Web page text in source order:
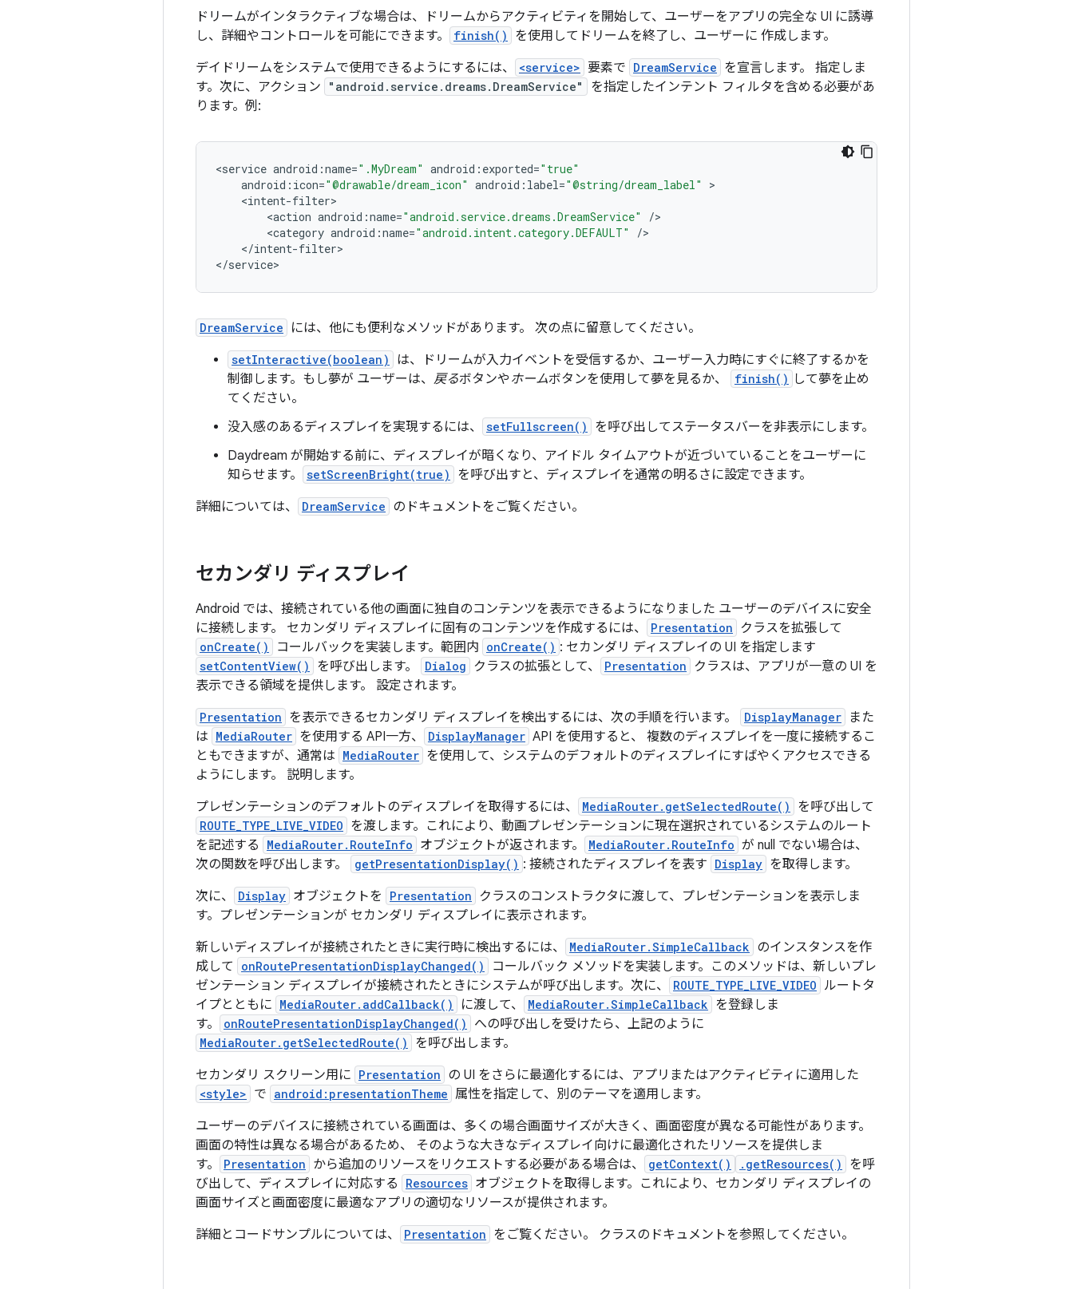
ドリームがインタラクティブな場合は、ドリームからアクティビティを開始して、ユーザーをアプリの完全な UI に誘導
し、詳細やコントロールを可能にできます。
finish()
を使用してドリームを終了し、ユーザーに 作成します。
デイドリームをシステムで使用できるようにするには、
<service> 要素で DreamService を宣言します。 指定しま
す。次に、アクション
"android.service.dreams.DreamService"
を指定したインテント フィルタを含める必要があ
ります。例:
<service android :name=".MyDream" android : exported="true"
android : icon="@drawable/dream_icon" android : label="@string/dream_label"
<intent-filter
<action android :name="android.service.dreams.DreamService" /
<category android :name="android.intent.category.DEFAULT" /
</intent-filter>
</service>
DreamService には、他にも便利なメソッドがあります。 次の点に留意してください。
setInteractive(boolean)
は、ドリームが入力イベントを受信するか、ユーザー入力時にすぐに終了するかを
制御します。もし夢が ユーザーは、 戻るボタンやホームボタンを使用して夢を見るか、 finish() して夢を止め
てください。
没入感のあるディスプレイを実現するには、
setFullscreen()
を呼び出してステータスバーを非表示にします。
Daydream が開始する前に、ディスプレイが暗くなり、アイドル タイムアウトが近づいていることをユーザーに
知らせます。
setScreenBright(true)
を呼び出すと、ディスプレイを通常の明るさに設定できます。
詳細については、
DreamService のドキュメントをご覧ください。
セカンダリ ディスプレイ
Android では、接続されている他の画面に独自のコンテンツを表示できるようになりました ユーザーのデバイスに安全
に接続します。 セカンダリ ディスプレイに固有のコンテンツを作成するには、
Presentation クラスを拡張して
onCreate() コールバックを実装します。範囲内 onCreate() : セカンダリ ディスプレイの UI を指定します
setContentView() を呼び出します。 Dialog クラスの拡張として、 Presentation
クラスは、アプリが一意の UI を
表示できる領域を提供します。 設定されます。
Presentation を表示できるセカンダリ ディスプレイを検出するには、次の手順を行います。 DisplayManager
また
は MediaRouter を使用する API一方、 DisplayManager API を使用すると、 複数のディスプレイを一度に接続するこ
ともできますが、通常は MediaRouter を使用して、システムのデフォルトのディスプレイにすばやくアクセスできる
ようにします。 説明します。
プレゼンテーションのデフォルトのディスプレイを取得するには、
MediaRouter.getSelectedRoute() を呼び出して
ROUTE_TYPE_LIVE_VIDEO を渡します。これにより、動画プレゼンテーションに現在選択されているシステムのルート
を記述する
MediaRouter.RouteInfo オブジェクトが返されます。 MediaRouter.RouteInfo が null でない場合は、
次の関数を呼び出します。
getPresentationDisplay() : 接続されたディスプレイを表す Display を取得します。
次に、
Display オブジェクトを Presentation
クラスのコンストラクタに渡して、プレゼンテーションを表示しま
す。プレゼンテーションが セカンダリ ディスプレイに表示されます。
新しいディスプレイが接続されたときに実行時に検出するには、
MediaRouter.SimpleCallback のインスタンスを作
成して
onRoutePresentationDisplayChanged()
コールバック メソッドを実装します。このメソッドは、新しいプレ
ゼンテーション ディスプレイが接続されたときにシステムが呼び出します。次に、
ROUTE_TYPE_LIVE_VIDEO ルートタ
イプとともに MediaRouter.addCallback() に渡して、 MediaRouter.SimpleCallback を登録しま
す。
onRoutePresentationDisplayChanged() への呼び出しを受けたら、上記のように
MediaRouter.getSelectedRoute()
を呼び出します。
セカンダリ スクリーン用に Presentation の UI をさらに最適化するには、アプリまたはアクティビティに適用した
<style> で android:presentationTheme 属性を指定して、別のテーマを適用します。
ユーザーのデバイスに接続されている画面は、多くの場合画面サイズが大きく、画面密度が異なる可能性があります。
画面の特性は異なる場合があるため、 そのような大きなディスプレイ向けに最適化されたリソースを提供しま
す。
Presentation から追加のリソースをリクエストする必要がある場合は、 getContext() .getResources()
を呼
び出して、ディスプレイに対応する
Resources オブジェクトを取得します。これにより、セカンダリ ディスプレイの
画面サイズと画面密度に最適なアプリの適切なリソースが提供されます。
詳細とコードサンプルについては、
Presentation をご覧ください。 クラスのドキュメントを参照してください。